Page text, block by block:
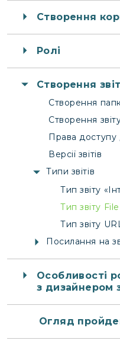
Створення
Ролі
Створення
Створення
Створення
Права доступу
Версії звітів
Типи звітів
Тип звіту
Тип звіту File
Тип звіту
Посилання на
Особливості
з дизайнером
Огляд